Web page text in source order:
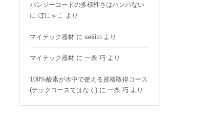
バンジーコードの多様性さはハンパない
に ぼにゃこ より
マイテック器材 に sekito より
マイテック器材 に 一条 巧 より
100%酸素が水中で使える資格取得コース
(テックコースではなく) に 一条 巧 より